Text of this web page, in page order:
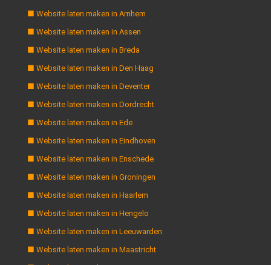
■ Website laten maken in Arnhem
■ Website laten maken in Assen
■ Website laten maken in Breda
■ Website laten maken in Den Haag
■ Website laten maken in Deventer
■ Website laten maken in Dordrecht
■ Website laten maken in Ede
■ Website laten maken in Eindhoven
■ Website laten maken in Enschede
■ Website laten maken in Groningen
■ Website laten maken in Haarlem
■ Website laten maken in Hengelo
■ Website laten maken in Leeuwarden
■ Website laten maken in Maastricht